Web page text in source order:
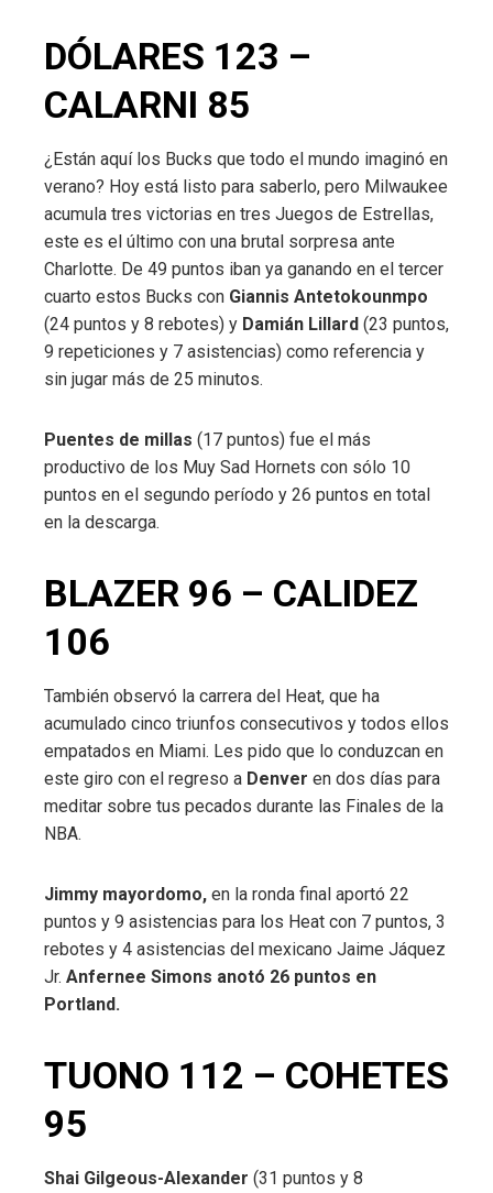
DÓLARES 123 –
CALARNI 85
¿Están aquí los Bucks que todo el mundo imaginó en
verano? Hoy está listo para saberlo, pero Milwaukee
acumula tres victorias en tres Juegos de Estrellas,
este es el último con una brutal sorpresa ante
Charlotte. De 49 puntos iban ya ganando en el tercer
cuarto estos Bucks con Giannis Antetokounmpo
(24 puntos y 8 rebotes) y Damián Lillard (23 puntos,
9 repeticiones y 7 asistencias) como referencia y
sin jugar más de 25 minutos.
Puentes de millas (17 puntos) fue el más
productivo de los Muy Sad Hornets con sólo 10
puntos en el segundo período y 26 puntos en total
en la descarga.
BLAZER 96 – CALIDEZ
106
También observó la carrera del Heat, que ha
acumulado cinco triunfos consecutivos y todos ellos
empatados en Miami. Les pido que lo conduzcan en
este giro con el regreso a Denver en dos días para
meditar sobre tus pecados durante las Finales de la
NBA.
Jimmy mayordomo, en la ronda final aportó 22
puntos y 9 asistencias para los Heat con 7 puntos, 3
rebotes y 4 asistencias del mexicano Jaime Jáquez
Jr. Anfernee Simons anotó 26 puntos en
Portland.
TUONO 112 – COHETES
95
Shai Gilgeous-Alexander (31 puntos y 8